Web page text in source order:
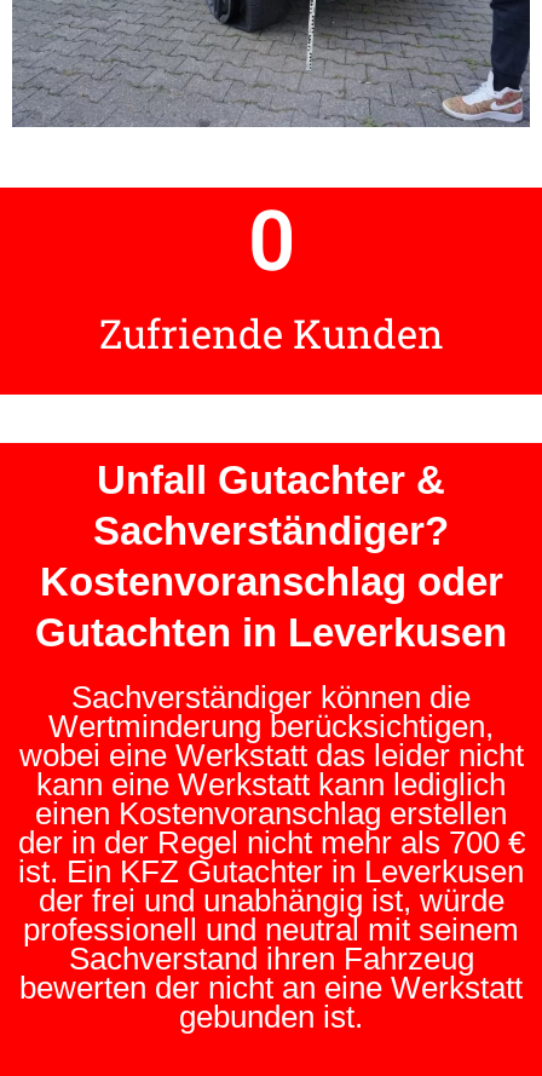
Zufriende Kunden
0
Unfall Gutachter &
Sachverständiger?
Kostenvoranschlag oder
Gutachten in Leverkusen
Sachverständiger können die
Wertminderung berücksichtigen,
wobei eine Werkstatt das leider nicht
kann eine Werkstatt kann lediglich
einen Kostenvoranschlag erstellen
der in der Regel nicht mehr als 700 €
ist. Ein KFZ Gutachter in Leverkusen
der frei und unabhängig ist, würde
professionell und neutral mit seinem
Sachverstand ihren Fahrzeug
bewerten der nicht an eine Werkstatt
gebunden ist.